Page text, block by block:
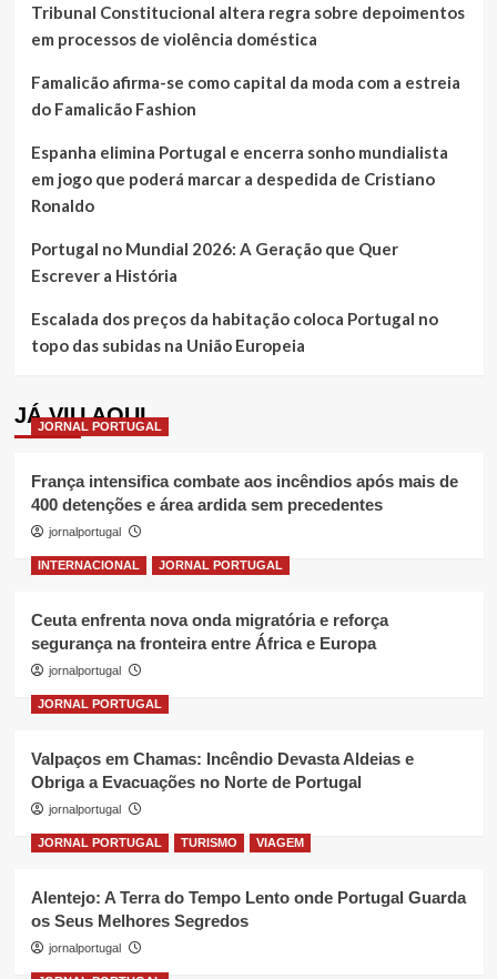
Tribunal Constitucional altera regra sobre depoimentos
em processos de violência doméstica
Famalicão afirma-se como capital da moda com a estreia
do Famalicão Fashion
Espanha elimina Portugal e encerra sonho mundialista
em jogo que poderá marcar a despedida de Cristiano
Ronaldo
Portugal no Mundial 2026: A Geração que Quer
Escrever a História
Escalada dos preços da habitação coloca Portugal no
topo das subidas na União Europeia
JÁ VIU AQUI
JORNAL PORTUGAL
França intensifica combate aos incêndios após mais de
400 detenções e área ardida sem precedentes
jornalportugal
INTERNACIONAL JORNAL PORTUGAL
Ceuta enfrenta nova onda migratória e reforça
segurança na fronteira entre África e Europa
jornalportugal
JORNAL PORTUGAL
Valpaços em Chamas: Incêndio Devasta Aldeias e
Obriga a Evacuações no Norte de Portugal
jornalportugal
JORNAL PORTUGAL TURISMO VIAGEM
Alentejo: A Terra do Tempo Lento onde Portugal Guarda
os Seus Melhores Segredos
jornalportugal